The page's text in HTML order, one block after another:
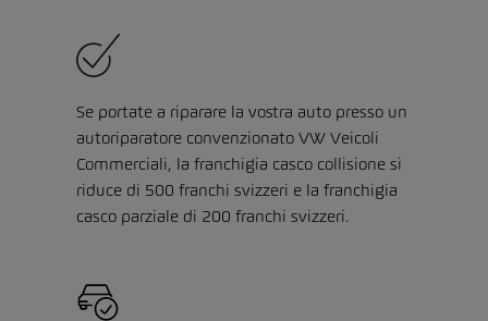
Se portate a riparare la vostra auto presso un
autoriparatore convenzionato VW Veicoli
Commerciali, la franchigia casco collisione si
riduce di 500 franchi svizzeri e la franchigia
casco parziale di 200 franchi svizzeri.